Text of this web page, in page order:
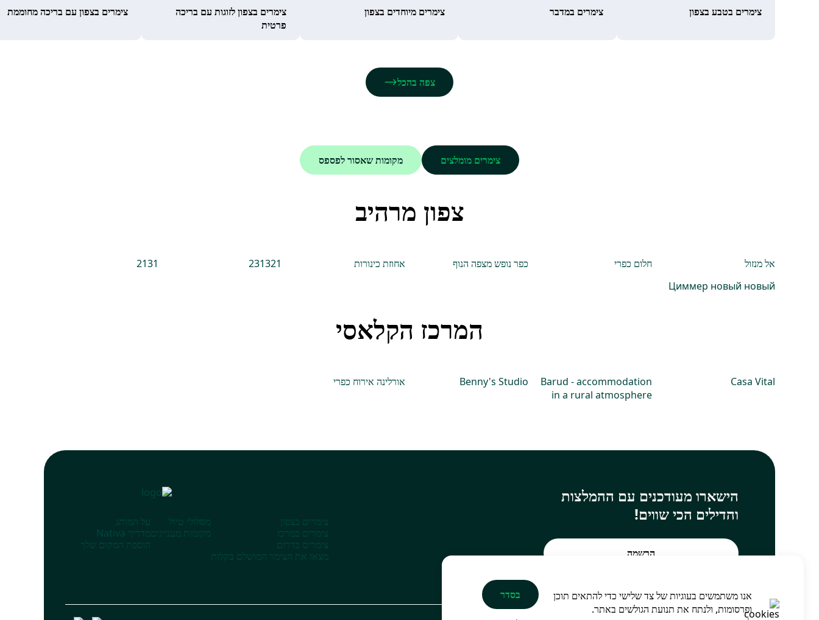
צימרים בטבע בצפון צימרים במדבר צימרים מיוחדים בצפון
צימרים בצפון לזוגות עם בריכה
פרטית
צימרים בצפון עם בריכה מחוממת
צפה בהכל
צימרים מומלצים מקומות שאסור לפספס
צפון מרהיב
אל מנזול חלום כפרי כפר נופש מצפה הנוף אחוזת כינורות 231321
2131
Циммер новый новый
המרכז הקלאסי
Casa Vital
Barud - accommodation
in a rural atmosphere
Benny's Studio אורלינה אירוח כפרי
הישארו מעודכנים עם ההמלצות
והדילים הכי שווים!
הרשמה
צימרים בצפון
צימרים במרכז
צימרים בדרום
מצאו את הצימר המושלם בקלות
מסלולי טיול
מקומות מעניינים
על המותג
מדריך Nativa
הוספת המקום שלך
אנו משתמשים בעוגיות של צד שלישי כדי להתאים תוכן
ופרסומות, ולנתח את תנועת הגולשים באתר.
בסדר